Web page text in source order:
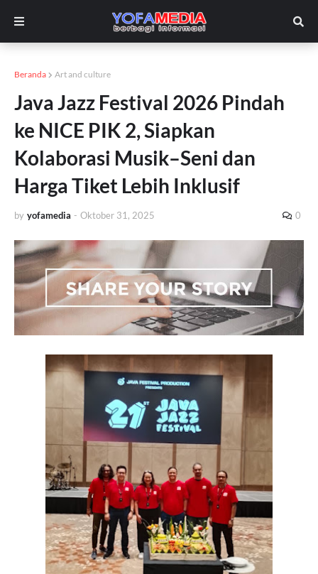
Beranda Art and culture
Java Jazz Festival 2026 Pindah
ke NICE PIK 2, Siapkan
Kolaborasi Musik–Seni dan
Harga Tiket Lebih Inklusif
by yofamedia - Oktober 31, 2025 0